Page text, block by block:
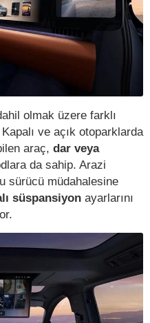
olmak üzere farklı
ve açık otoparklarda
araç, dar veya
da sahip. Arazi
sürücü müdahalesine
süspansiyon ayarlarını